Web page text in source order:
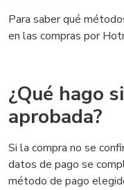
Para saber qué
en las compras por
¿Qué hago
aprobada?
Si la compra no se
datos de pago se
método de pago